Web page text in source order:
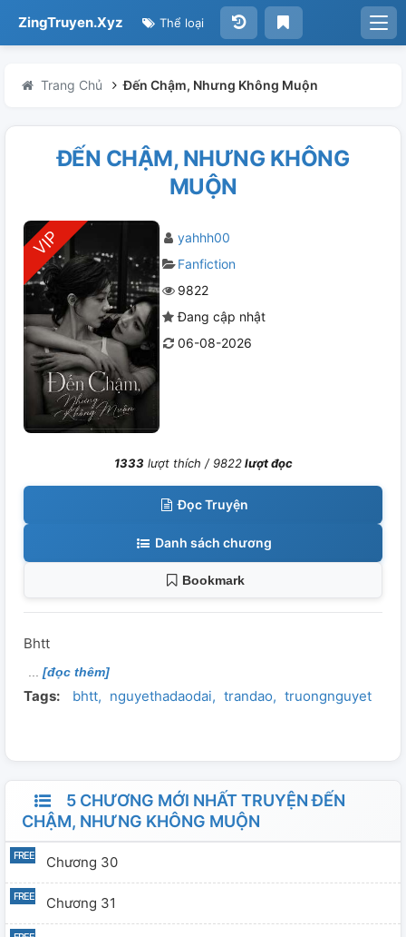
ZingTruyen.Xyz Thể loại
Trang Chủ Đến Chậm, Nhưng Không Muộn
ĐẾN CHẬM, NHƯNG KHÔNG
MUỘN
yahhh00
Fanfiction
9822
Đang cập nhật
06-08-2026
1333 lượt thích /9822lượt đọc
Đọc Truyện
Danh sách chương
Bookmark
Bhtt
[đọc thêm]
Tags: bhtt nguyethadaodai trandao truongnguyet
5 CHƯƠNG MỚI NHẤT TRUYỆN ĐẾN
CHẬM, NHƯNG KHÔNG MUỘN
Chương 30
Chương 31